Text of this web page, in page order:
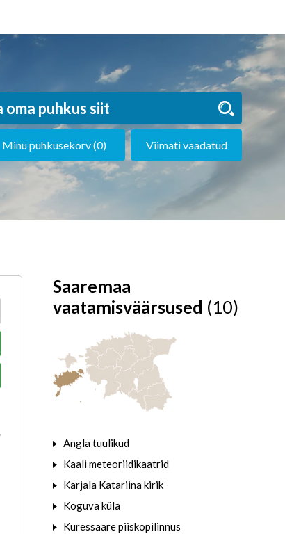
Minu puhkusekorv (0) Viimati vaadatud
Saaremaa
vaatamisväärsused (10)
Angla tuulikud
Kaali meteoriidikaatrid
Karjala Katariina kirik
Koguva küla
Kuressaare piiskopilinnus